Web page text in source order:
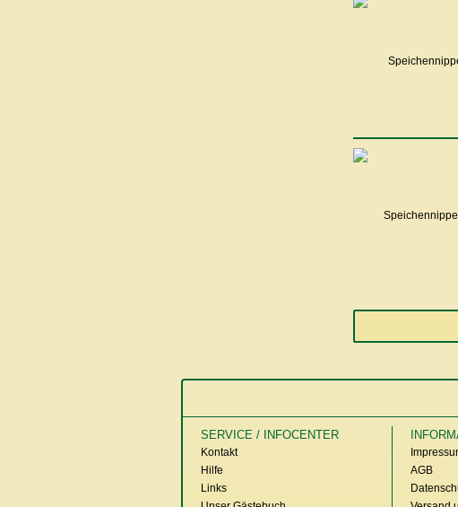
SERVICE / INFOCENTER
Kontakt
Hilfe
Links
AGB